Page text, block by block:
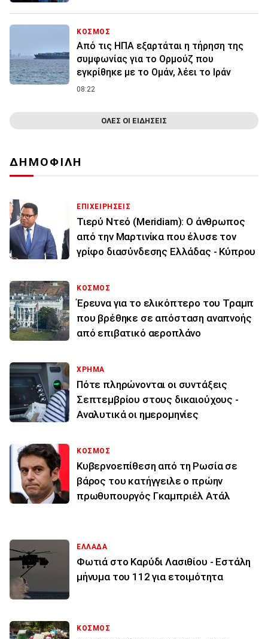
ΚΟΣΜΟΣ
Από τις ΗΠΑ εξαρτάται η τήρηση της
συμφωνίας για το Ορμούζ που
εγκρίθηκε με το Ομάν, λέει το Ιράν
08:22
ΟΛΕΣ ΟΙ ΕΙΔΗΣΕΙΣ
ΔΗΜΟΦΙΛΗ
ΕΠΙΧΕΙΡΗΣΕΙΣ
Τιερύ Ντεό (Meridiam): Ο άνθρωπος
από την Μαρτινίκα που έλυσε τον
γρίφο διασύνδεσης Ελλάδας - Κύπρου
ΚΟΣΜΟΣ
Έρευνα για το ελικόπτερο του Τραμπ
που βρέθηκε σε απόσταση αναπνοής
από επιβατικό αεροπλάνο
ΧΡΗΜΑ
Πότε πληρώνονται οι συντάξεις
Σεπτεμβρίου στους δικαιούχους -
Αναλυτικά οι ημερομηνίες
ΚΟΣΜΟΣ
Κυβερνοεπίθεση από τη Ρωσία σε
βάρος του κατήγγειλε ο πρώην
πρωθυπουργός Γκαμπριέλ Ατάλ
ΕΛΛΑΔΑ
Φωτιά στο Καρύδι Λασιθίου - Εστάλη
μήνυμα του 112 για ετοιμότητα
ΚΟΣΜΟΣ